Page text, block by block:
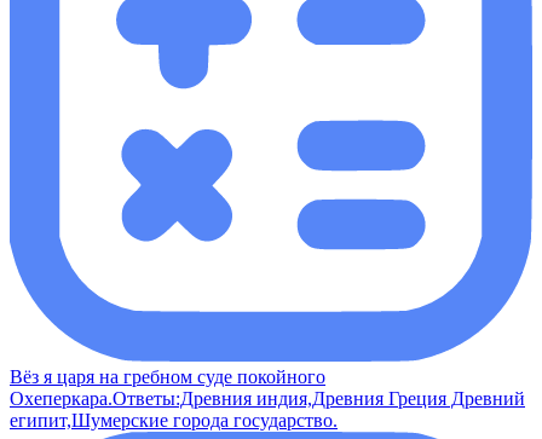
Вёз я царя на гребном суде покойного
Охеперкара.Ответы:Древния индия,Древния Греция Древний
египит,Шумерские города государство.